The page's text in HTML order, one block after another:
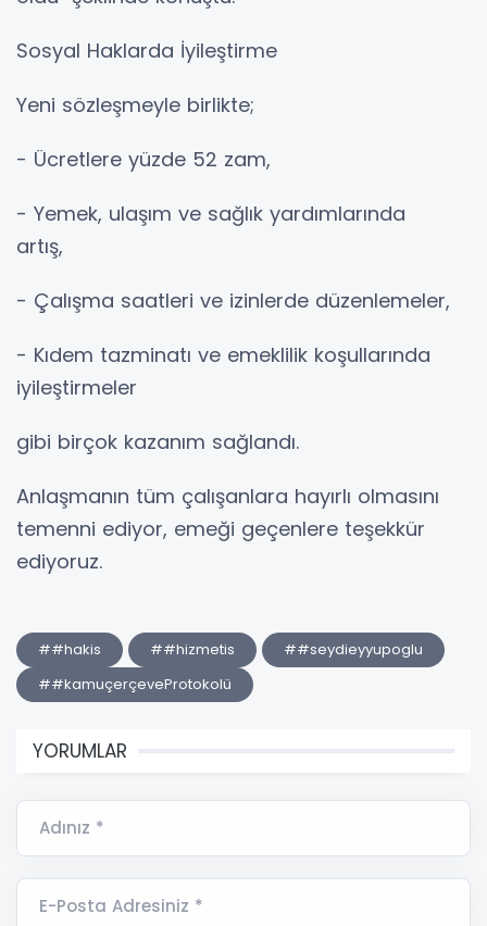
Sosyal Haklarda İyileştirme
Yeni sözleşmeyle birlikte;
- Ücretlere yüzde 52 zam,
- Yemek, ulaşım ve sağlık yardımlarında
artış,
- Çalışma saatleri ve izinlerde düzenlemeler,
- Kıdem tazminatı ve emeklilik koşullarında
iyileştirmeler
gibi birçok kazanım sağlandı.
Anlaşmanın tüm çalışanlara hayırlı olmasını
temenni ediyor, emeği geçenlere teşekkür
ediyoruz.
##hakis ##hizmetis
##seydieyyupoglu
##kamuçerçeveProtokolü
YORUMLAR
Adınız *
E-Posta Adresiniz *